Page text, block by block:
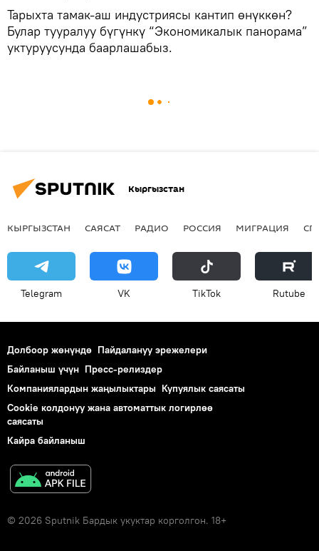
Тарыхта тамак-аш индустриясы кантип өнүккөн?
Булар тууралуу бүгүнкү “Экономикалык панорама”
уктуруусунда баарлашабыз.
Кыргызстан
КЫРГЫЗСТАН САЯСАТ РАДИО РОССИЯ МИГРАЦИЯ
Telegram VK ТikТоk Rutube
Долбоор жөнүндө Пайдалануу эрежелери
Байланыш үчүн Пресс-релиздер
Компаниялардын жаңылыктары Купуялык саясаты
Cookie колдонуу жана автоматтык логирлөө
саясаты
Кайра байланыш
© 2026 Sputnik Бардык укуктар корголгон. 18+